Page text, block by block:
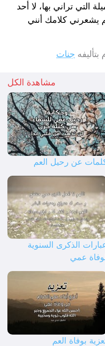
التي تراني بها، لا أحد
يشعرني كلامك أنني
بتأليفه جنات
مشاهدة الكل
عن رحيل العم
الذكرى السنوية
عمي
بوفاة العم